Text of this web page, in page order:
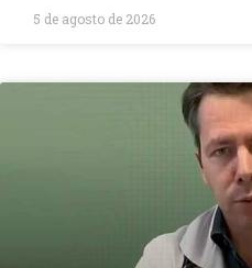
5 de agosto de 2026